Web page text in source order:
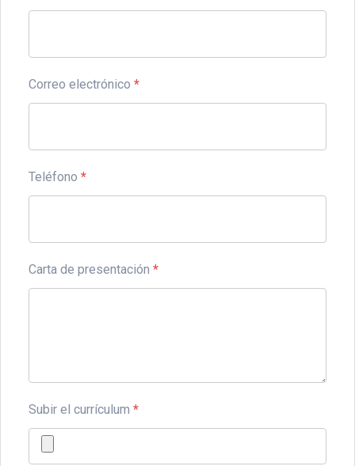
Correo electrónico *
Teléfono *
Carta de presentación *
Subir el currículum *